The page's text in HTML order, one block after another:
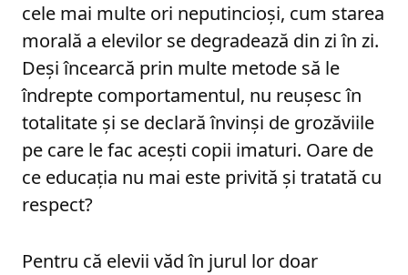
cele mai multe ori neputincioși, cum starea
morală a elevilor se degradează din zi în zi.
Deși încearcă prin multe metode să le
îndrepte comportamentul, nu reușesc în
totalitate și se declară învinși de grozăviile
pe care le fac acești copii imaturi. Oare de
ce educația nu mai este privită și tratată cu
respect?
Pentru că elevii văd în jurul lor doar